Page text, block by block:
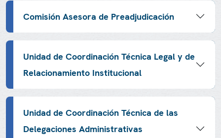
Comisión Asesora de Preadjudicación
Unidad de Coordinación Técnica Legal y de
Relacionamiento Institucional
Unidad de Coordinación Técnica de las
Delegaciones Administrativas